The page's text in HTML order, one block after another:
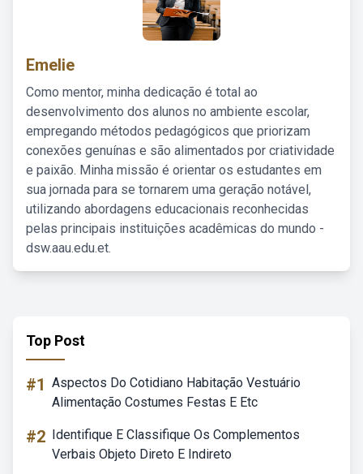
Emelie
Como mentor, minha dedicação é total ao
desenvolvimento dos alunos no ambiente escolar,
empregando métodos pedagógicos que priorizam
conexões genuínas e são alimentados por criatividade
e paixão. Minha missão é orientar os estudantes em
sua jornada para se tornarem uma geração notável,
utilizando abordagens educacionais reconhecidas
pelas principais instituições acadêmicas do mundo -
dsw.aau.edu.et.
Top Post
#1 Aspectos Do Cotidiano Habitação Vestuário
Alimentação Costumes Festas E Etc
#2 Identifique E Classifique Os Complementos
Verbais Objeto Direto E Indireto